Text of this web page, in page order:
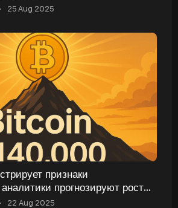
· 25 Aug 2025
признаки
прогнозируют рост
· 22 Aug 2025